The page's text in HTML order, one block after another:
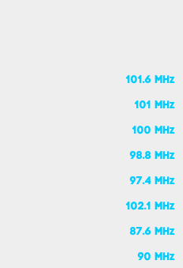
101.6 MHz
101 MHz
100 MHz
98.8 MHz
97.4 MHz
102.1 MHz
87.6 MHz
90 MHz